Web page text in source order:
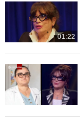
01:22